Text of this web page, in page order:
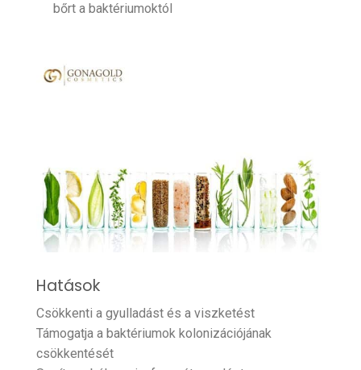
bőrt a baktériumoktól
Hatások
Csökkenti a gyulladást és a viszketést
Támogatja a baktériumok kolonizációjának
csökkentését